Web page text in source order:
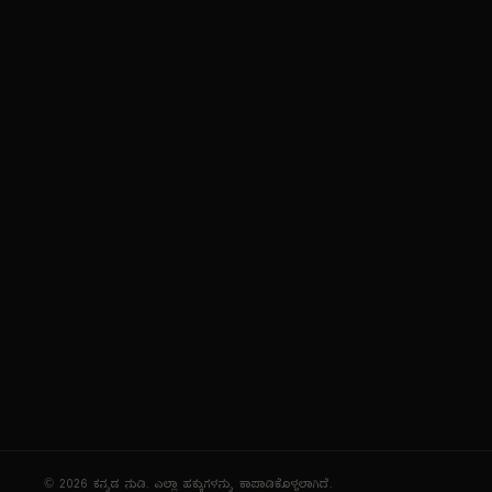
© 2026 ಕನ್ನಡ ನುಡಿ. ಎಲ್ಲಾ ಹಕ್ಕುಗಳನ್ನು ಕಾಪಾಡಿಕೊಳ್ಳಲಾಗಿದೆ.